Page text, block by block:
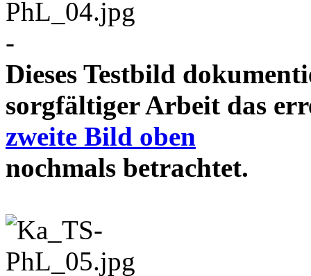
-
Dieses Testbild
sorgfältiger Arbeit das
zweite Bild oben
nochmals